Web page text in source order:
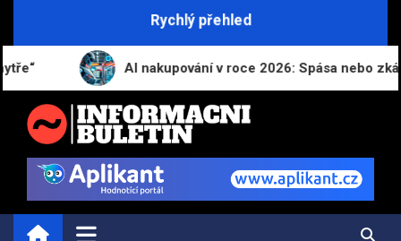
Rychlý přehled
AI nakupování v roce 2026: Spása nebo zkáza pro
INFORMAČNÍ-BULETIN.CZ
Novinky a informace